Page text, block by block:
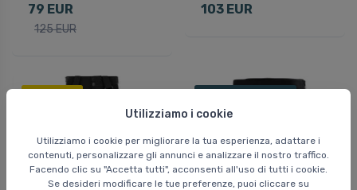
Utilizziamo i cookie
Utilizziamo i cookie per migliorare la tua esperienza, adattare i
contenuti, personalizzare gli annunci e analizzare il nostro traffico.
Facendo clic su "Accetta tutti", acconsenti all'uso di tutti i cookie.
Se desideri modificare le tue preferenze, puoi cliccare su
79 EUR
125 EUR
103 EUR
FINE SALDI
Spedizione gratuita